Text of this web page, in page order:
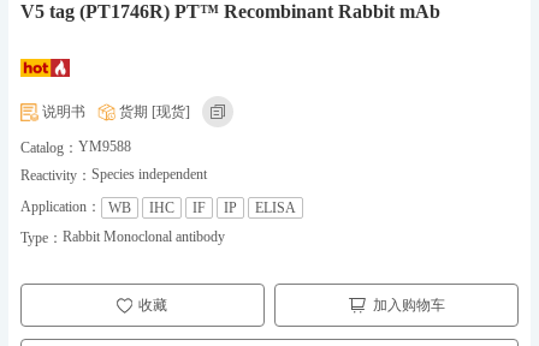
V5 tag (PT1746R) PT™ Recombinant Rabbit mAb
说明书 货期 [现货]
Catalog： YM9588
Reactivity： Species independent
Application：
WB IHC IF IP
ELISA
Type： Rabbit Monoclonal antibody
收藏 加入购物车